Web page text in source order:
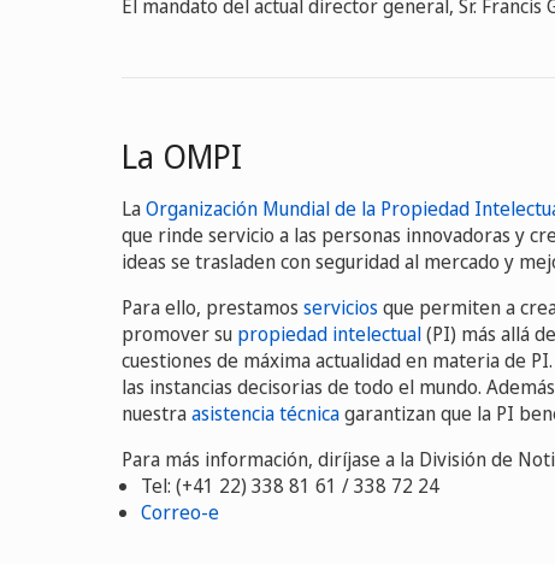
El mandato del actual director general, Sr.
La OMPI
LaOrganización Mundial de la Propiedad
que rinde servicio a las personas innovadoras y
ideas se trasladen con seguridad al mercado y
Para ello, prestamos servicios que permiten a
promover su propiedad intelectual(PI) más allá
cuestiones de máxima actualidad en materia de
las instancias decisorias de todo el mundo.
nuestraasistencia técnicagarantizan que la PI
Para más información, diríjase a la División de
Tel: (+41 22) 338 81 61 / 338 72 24
Correo-e